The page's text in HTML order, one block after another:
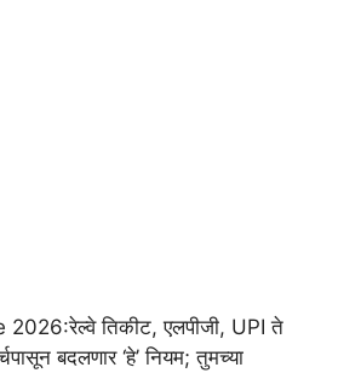
तिकीट, एलपीजी, UPI ते
बदलणार ‘हे’ नियम; तुमच्या